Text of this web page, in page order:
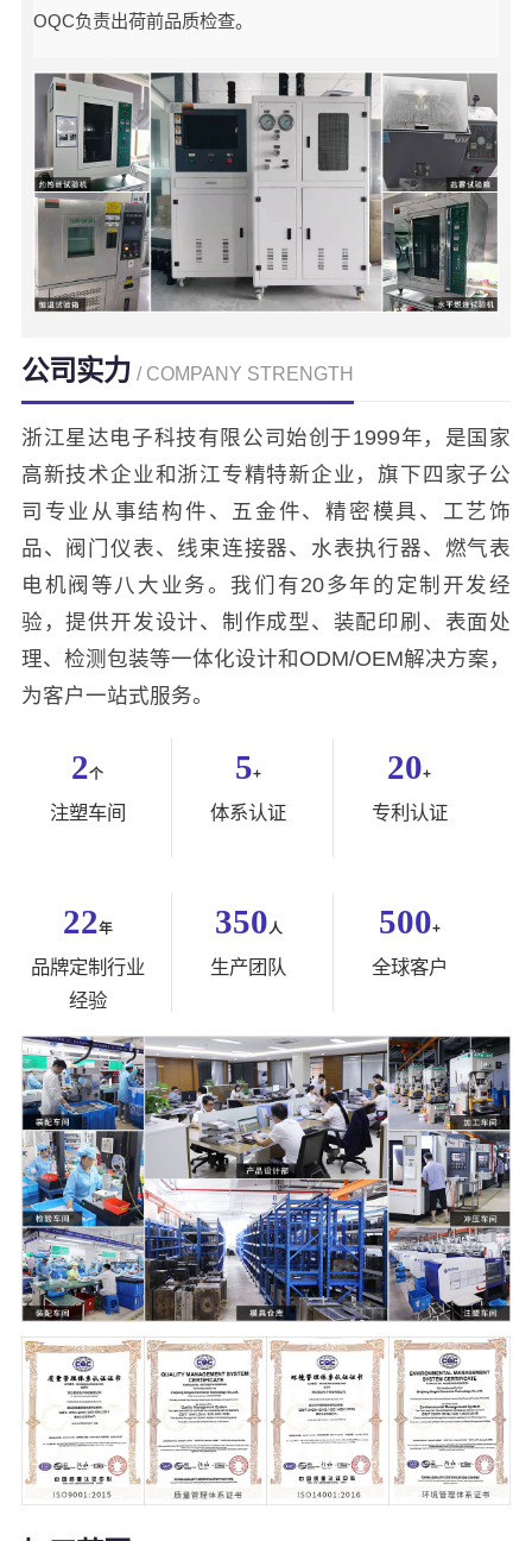
OQC负责出荷前品质检查。
公司实力 / COMPANY STRENGTH
浙江星达电子科技有限公司始创于1999年，是国家
高新技术企业和浙江专精特新企业，旗下四家子公
司专业从事结构件、五金件、精密模具、工艺饰
品、阀门仪表、线束连接器、水表执行器、燃气表
电机阀等八大业务。我们有20多年的定制开发经
验，提供开发设计、制作成型、装配印刷、表面处
理、检测包装等一体化设计和ODM/OEM解决方案，
为客户一站式服务。
2个
注塑车间
5+
体系认证
20+
专利认证
22年
品牌定制行业
经验
350 人
生产团队
500+
全球客户
5000+
塑料模具
21000㎡
温州2家+杭州1
家生产工厂